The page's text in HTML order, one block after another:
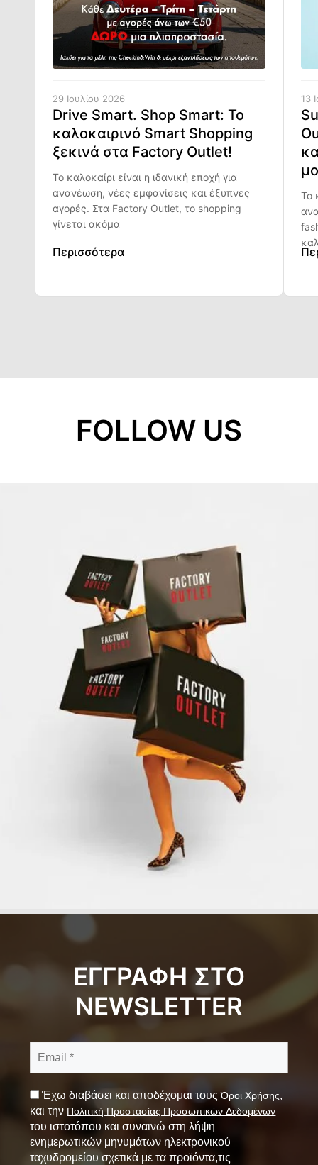
29 Ιουλίου 2026
Drive Smart. Shop Smart: Το
καλοκαιρινό Smart Shopping
ξεκινά στα Factory Outlet!
Το καλοκαίρι είναι η ιδανική εποχή για
ανανέωση, νέες εμφανίσεις και έξυπνες
αγορές. Στα Factory Outlet, το shopping
γίνεται ακόμα
Περισσότερα
13
Το
FOLLOW US
ΕΓΓΡΑΦΗ ΣΤΟ
NEWSLETTER
Έχω διαβάσει και αποδέχομαι τουςΌροι Χρήσης,
και την Πολιτική Προστασίας Προσωπικών Δεδομένων
του ιστοτόπου και συναινώ στη λήψη
ενημερωτικών μηνυμάτων ηλεκτρονικού
ταχυδρομείου σχετικά με τα προϊόντα,τις